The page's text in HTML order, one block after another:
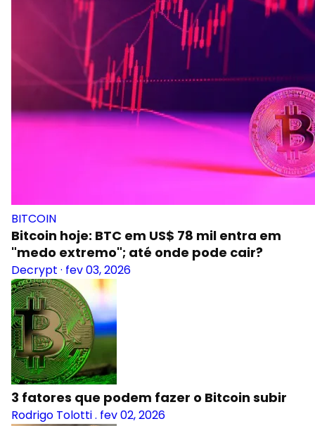
BITCOIN
Bitcoin hoje: BTC em US$ 78 mil entra em
"medo extremo"; até onde pode cair?
Decrypt · fev 03, 2026
3 fatores que podem fazer o Bitcoin subir
Rodrigo Tolotti. fev 02, 2026